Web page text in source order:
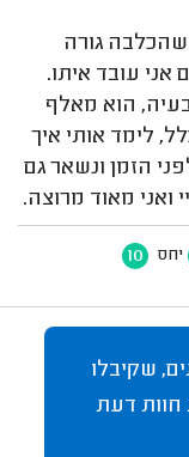
שהכלבה גורה
אני עובד איתו.
הוא מאלף
לימד אותי איך
הזמן ונשאר גם
ואני מאוד מרוצה.
יחס 10
שקיבלו
חוות דעת